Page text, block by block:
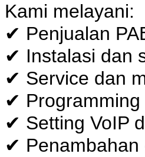
Kami melayani:
✔ Penjualan
✔ Instalasi dan
✔ Service dan
✔ Programming
✔ Setting VoIP
✔ Penambahan